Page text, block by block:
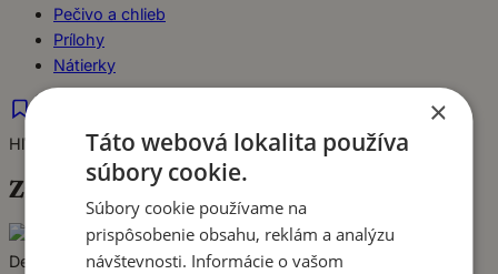
Pečivo a chlieb
Prílohy
Nátierky
Hľadať
Značka:jahodová zmes
Pin
Dezerty
×
Táto webová lokalita používa
súbory cookie.
Súbory cookie používame na
prispôsobenie obsahu, reklám a analýzu
návštevnosti. Informácie o vašom